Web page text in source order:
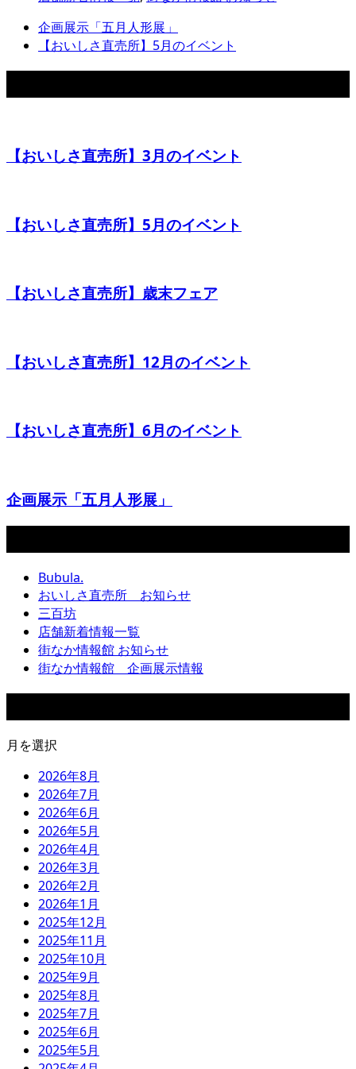
企画展示「五月人形展」
【おいしさ直売所】5月のイベント
【おいしさ直売所】3月のイベント
【おいしさ直売所】5月のイベント
【おいしさ直売所】歳末フェア
【おいしさ直売所】12月のイベント
【おいしさ直売所】6月のイベント
企画展示「五月人形展」
Bubula.
おいしさ直売所 お知らせ
三百坊
店舗新着情報一覧
街なか情報館 お知らせ
街なか情報館 企画展示情報
月を選択
2026年8月
2026年7月
2026年6月
2026年5月
2026年4月
2026年3月
2026年2月
2026年1月
2025年12月
2025年11月
2025年10月
2025年9月
2025年8月
2025年7月
2025年6月
2025年5月